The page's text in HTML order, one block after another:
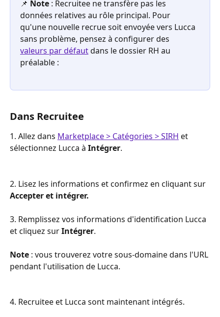
📌 Note : Recruitee ne transfère pas les
données relatives au rôle principal. Pour
qu'une nouvelle recrue soit envoyée vers Lucca
sans problème, pensez à configurer des
valeurs par défaut dans le dossier RH au
préalable :
Dans Recruitee
1. Allez dans Marketplace > Catégories > SIRH et
sélectionnez Lucca à Intégrer.
2. Lisez les informations et confirmez en cliquant sur
Accepter et intégrer.
3. Remplissez vos informations d'identification Lucca
et cliquez sur Intégrer.
Note : vous trouverez votre sous-domaine dans l'URL
pendant l'utilisation de Lucca.
4. Recruitee et Lucca sont maintenant intégrés.